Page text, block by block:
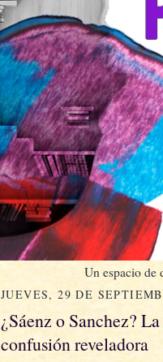
Un espacio de
JUEVES, 29 DE
¿Sáenz o Sanchez?
confusión reveladora